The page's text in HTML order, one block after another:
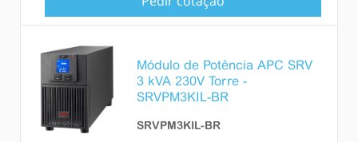
Módulo de Potência APC SRV
3 kVA 230V Torre -
SRVPM3KIL-BR
SRVPM3KIL-BR